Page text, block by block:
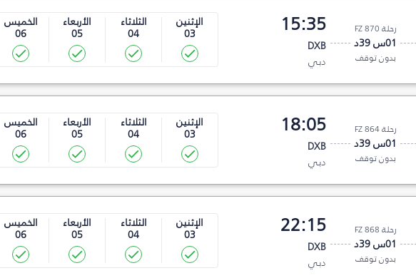
رحلة FZ 870
01س 39د
بدون توقف
15:35
DXB
دبي
الإثنين
03
الثلاثاء
04
الأربعاء
05
الخميس
06
رحلة FZ 864
01س 39د
بدون توقف
18:05
DXB
دبي
الإثنين
03
الثلاثاء
04
الأربعاء
05
الخميس
06
رحلة FZ 868
01س 39د
بدون توقف
22:15
DXB
دبي
الإثنين
03
الثلاثاء
04
الأربعاء
05
الخميس
06